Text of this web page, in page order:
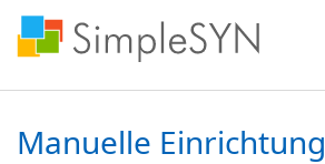
Manuelle Einrichtung